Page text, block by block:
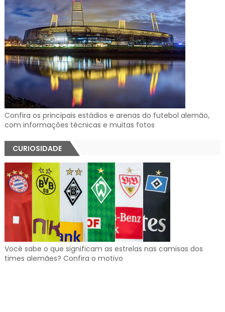
Confira os principais estádios e arenas do futebol alemão,
com informações técnicas e muitas fotos
CURIOSIDADE
Você sabe o que significam as estrelas nas camisas dos
times alemães? Confira o motivo